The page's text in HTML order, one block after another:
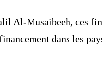
Al-Musaibeeh, ces
dans les